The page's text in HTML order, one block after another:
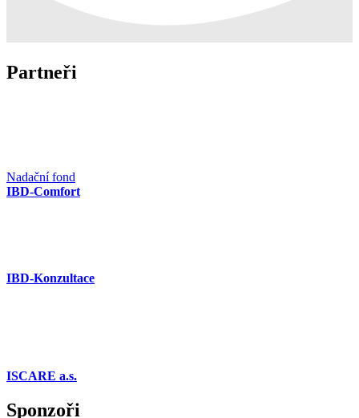
Partneři
Nadační fond
IBD-Comfort
IBD-Konzultace
ISCARE a.s.
Sponzoři